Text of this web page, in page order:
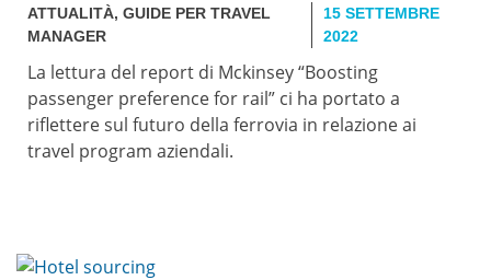
ATTUALITÀ, GUIDE PER TRAVEL
MANAGER
15 SETTEMBRE
2022
La lettura del report di Mckinsey “Boosting
passenger preference for rail” ci ha portato a
riflettere sul futuro della ferrovia in relazione ai
travel program aziendali.